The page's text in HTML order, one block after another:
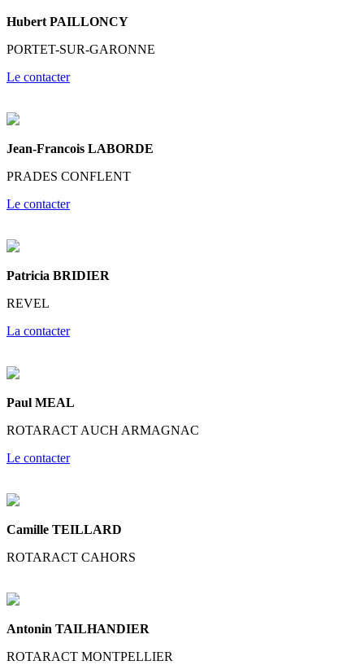
Hubert PAILLONCY
PORTET-SUR-GARONNE
Le contacter
Jean-Francois LABORDE
PRADES CONFLENT
Le contacter
Patricia BRIDIER
REVEL
La contacter
Paul MEAL
ROTARACT AUCH ARMAGNAC
Le contacter
Camille TEILLARD
ROTARACT CAHORS
Antonin TAILHANDIER
ROTARACT MONTPELLIER